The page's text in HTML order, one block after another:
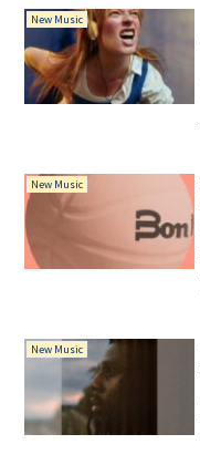
New Music
New Music
New Music